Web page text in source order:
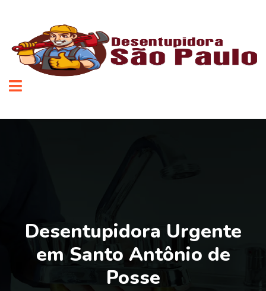
Desentupidora Urgente
em Santo Antônio de
Posse